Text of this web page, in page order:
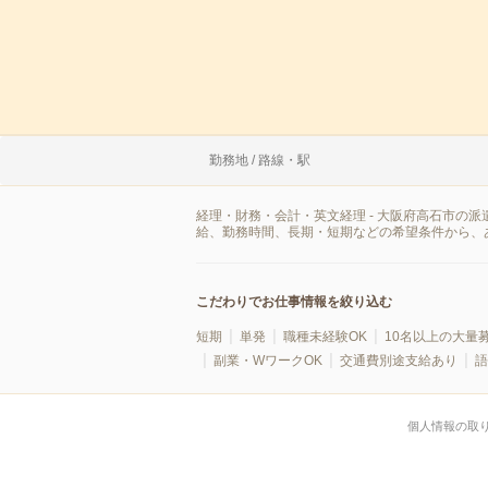
勤務地 / 路線・駅
経理・財務・会計・英文経理 - 大阪府高石市の
給、勤務時間、長期・短期などの希望条件から
こだわりでお仕事情報を絞り込む
短期 単発 職種未経験OK 10名以上の大量
副業・WワークOK
交通費別途支給あり
個人情報の取